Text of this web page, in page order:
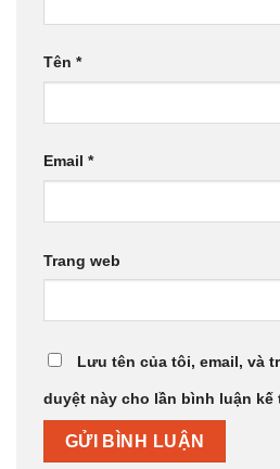
Tên *
Email *
Trang web
Lưu tên của tôi, email, và
duyệt này cho lần bình luận kế